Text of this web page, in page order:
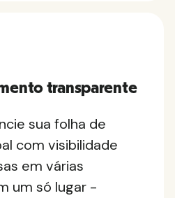
transparente
sua folha de
com visibilidade
em várias
um só lugar -